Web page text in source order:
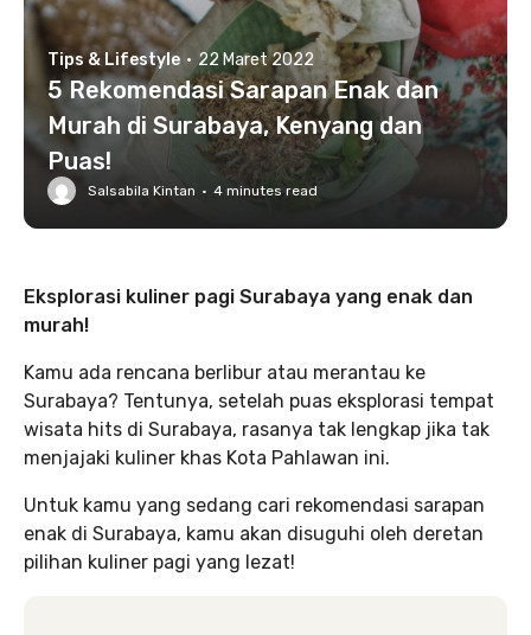
Tips & Lifestyle · 22 Maret 2022
5 Rekomendasi Sarapan Enak dan
Murah di Surabaya, Kenyang dan
Puas!
Salsabila Kintan · 4 minutes read
Eksplorasi kuliner pagi Surabaya yang enak dan
murah!
Kamu ada rencana berlibur atau merantau ke
Surabaya? Tentunya, setelah puas eksplorasi tempat
wisata hits di Surabaya, rasanya tak lengkap jika tak
menjajaki kuliner khas Kota Pahlawan ini.
Untuk kamu yang sedang cari rekomendasi sarapan
enak di Surabaya, kamu akan disuguhi oleh deretan
pilihan kuliner pagi yang lezat!